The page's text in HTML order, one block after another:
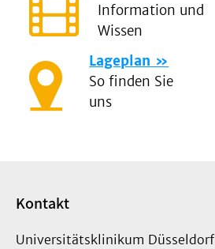
Information und
Wissen
Lageplan
So finden Sie
uns
Kontakt
Universitätsklinikum Düsseldorf